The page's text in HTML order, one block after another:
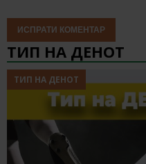
ТИП НА ДЕНОТ
ТИП НА ДЕНОТ